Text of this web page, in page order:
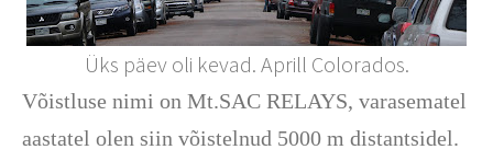
Üks päev oli kevad. Aprill Colorados.
Võistluse nimi on Mt.SAC RELAYS, varasematel
aastatel olen siin võistelnud 5000 m distantsidel.